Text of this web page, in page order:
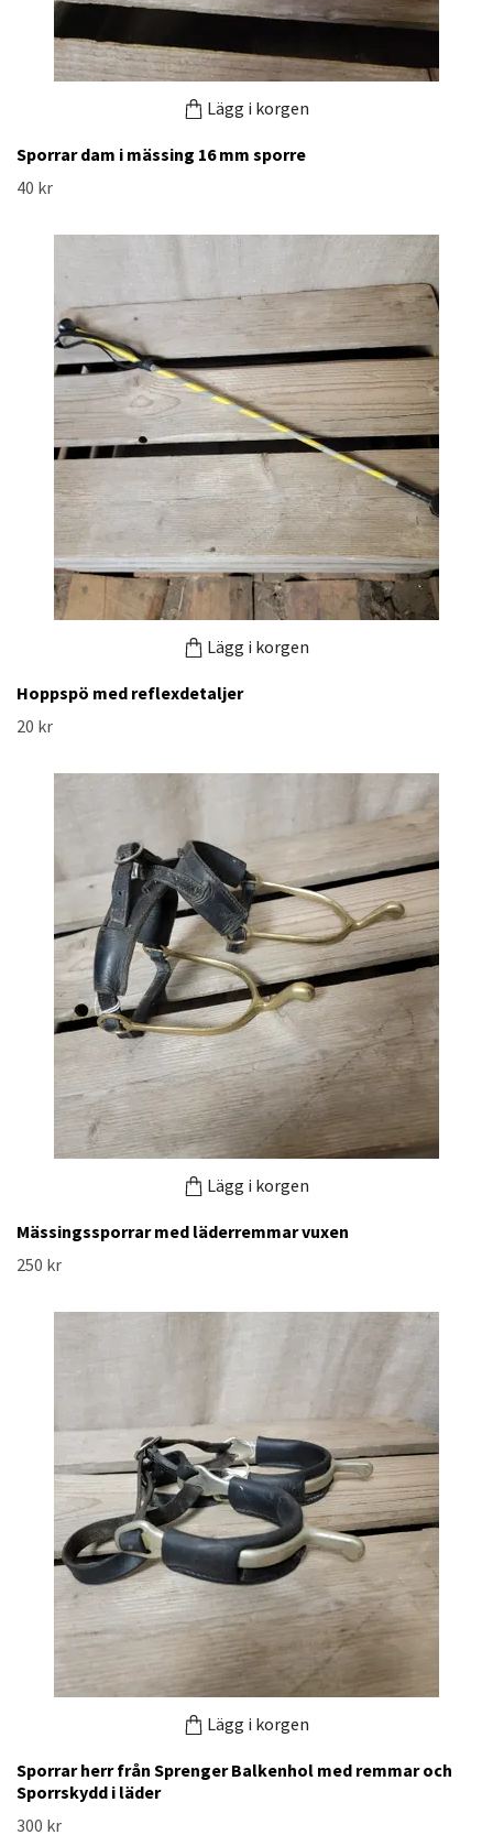
Lägg i korgen
Sporrar dam i mässing 16 mm sporre
40 kr
Lägg i korgen
Hoppspö med reflexdetaljer
20 kr
Lägg i korgen
Mässingssporrar med läderremmar vuxen
250 kr
Lägg i korgen
Sporrar herr från Sprenger Balkenhol med remmar och
Sporrskydd i läder
300 kr